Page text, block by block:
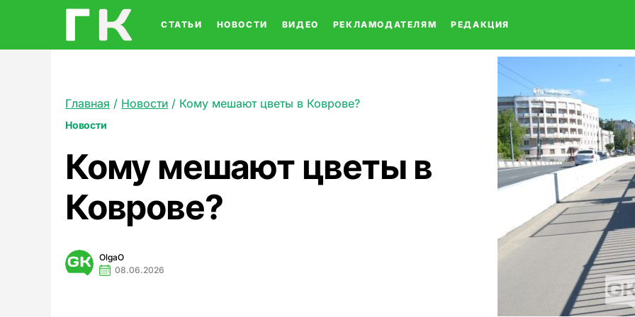
СТАТЬИ НОВОСТИ ВИДЕО РЕКЛАМОДАТЕЛЯМ РЕДАКЦИЯ
Главная / Новости / Кому мешают цветы в Коврове?
Новости
Кому мешают цветы в
Коврове?
OlgaO
08.06.2026